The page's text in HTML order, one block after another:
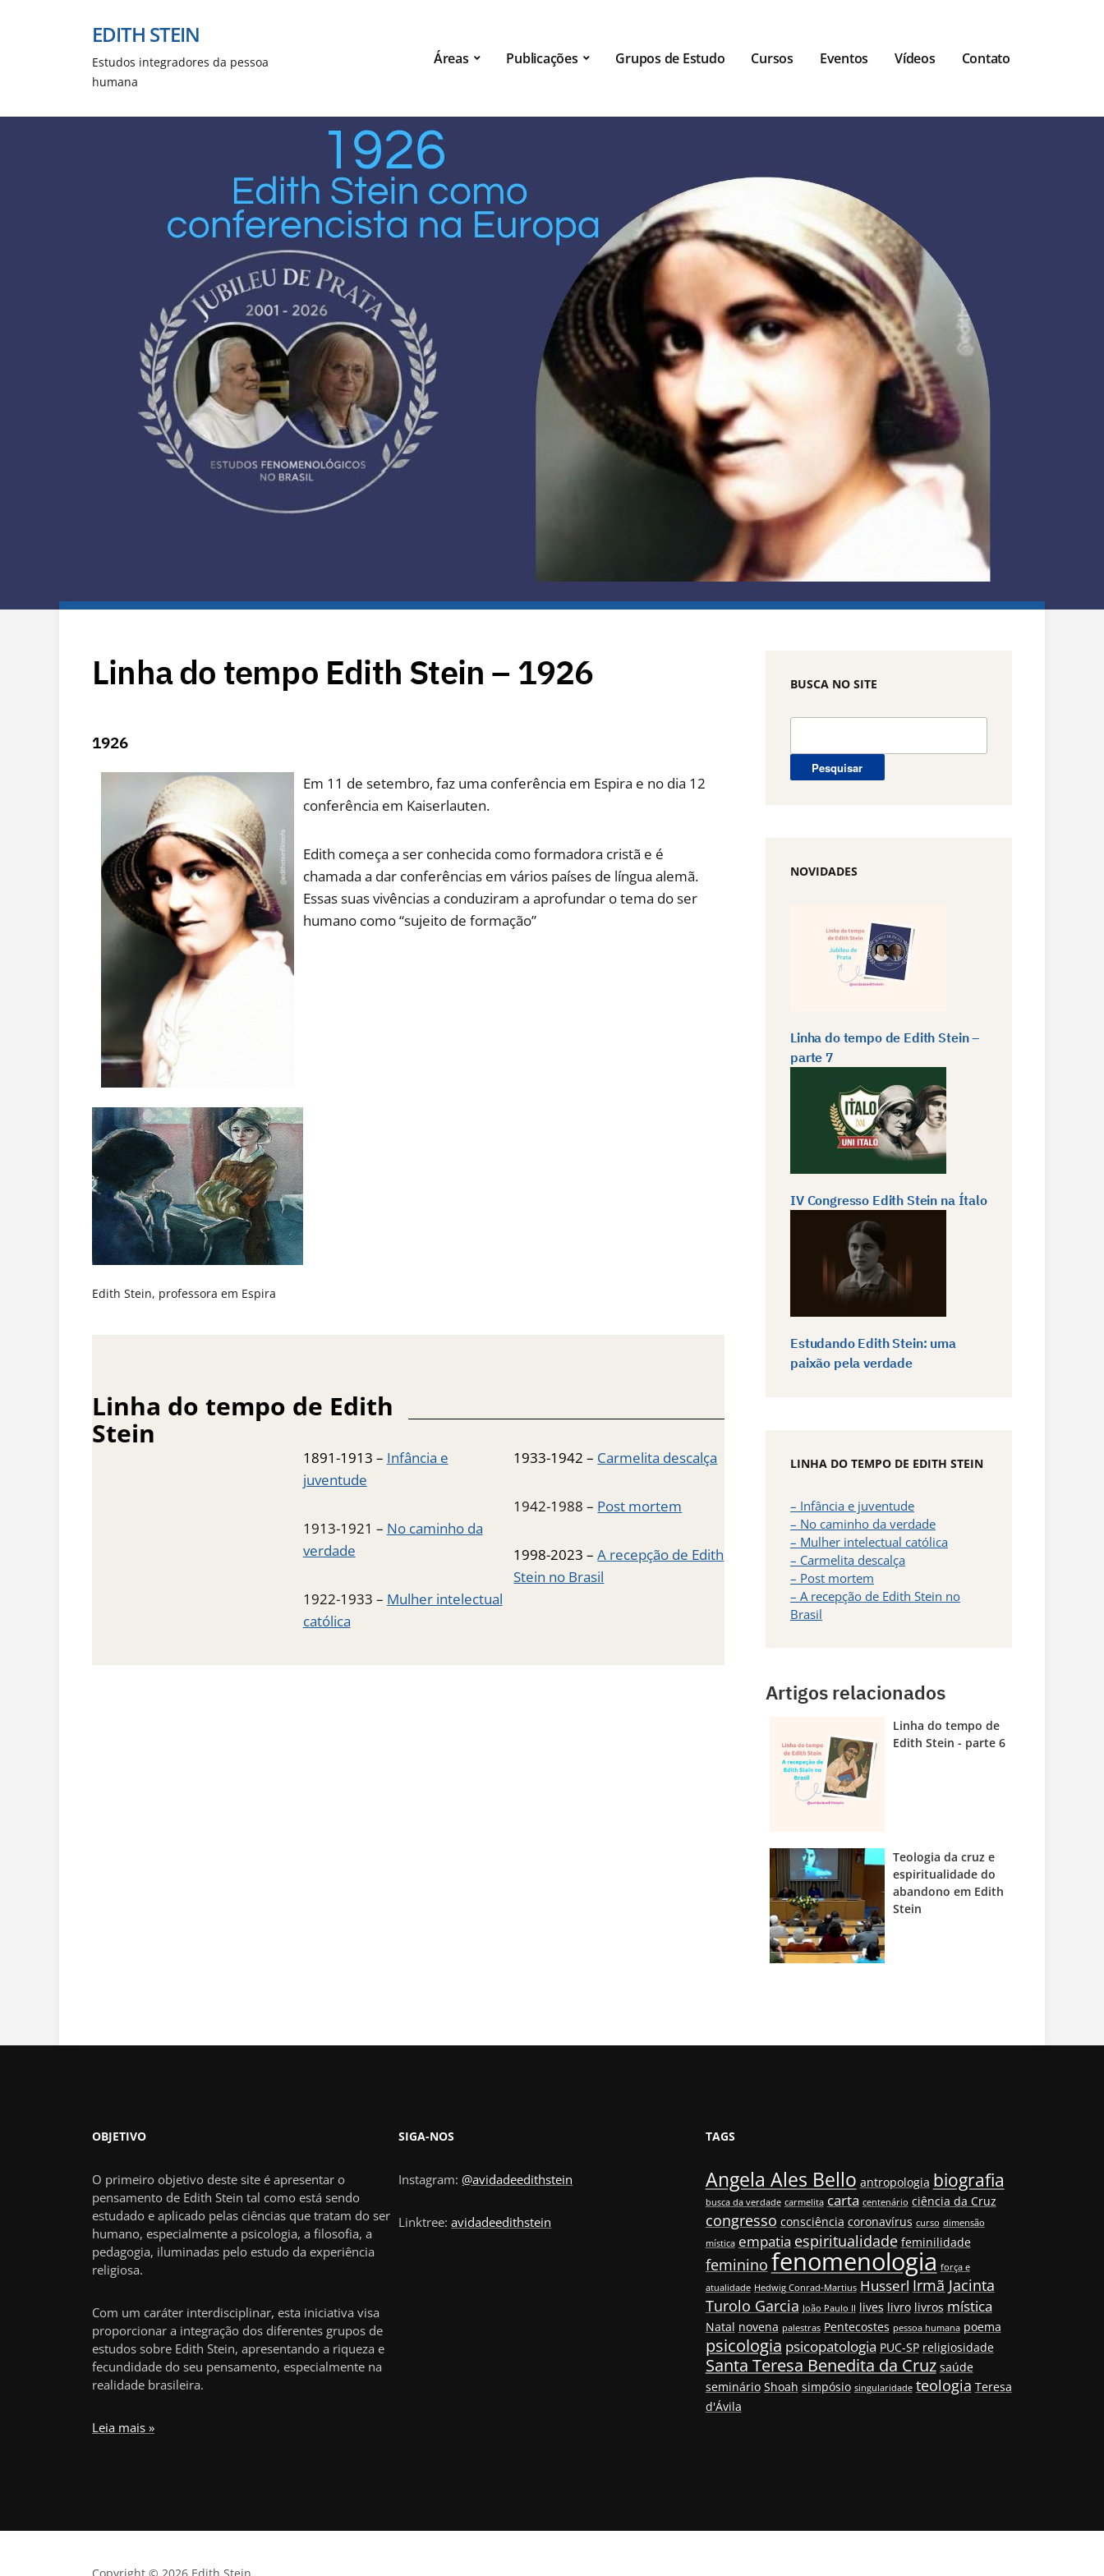
EDITH STEIN
Estudos integradores da pessoa
humana
Áreas Publicações Grupos de Estudo Cursos Eventos Vídeos Contato
Linha do tempo Edith Stein – 1926
1926
Edith Stein, professora em Espira
Em 11 de setembro, faz uma conferência em Espira e no dia 12
conferência em Kaiserlauten.
Edith começa a ser conhecida como formadora cristã e é
chamada a dar conferências em vários países de língua alemã.
Essas suas vivências a conduziram a aprofundar o tema do ser
humano como “sujeito de formação”
Linha do tempo de Edith
Stein
1891-1913 – Infância e
juventude
1913-1921 – No caminho da
verdade
1922-1933 – Mulher intelectual
católica
1933-1942 – Carmelita descalça
1942-1988 – Post mortem
1998-2023 –A recepção de Edith
Stein no Brasil
BUSCA NO SITE
NOVIDADES
Linha do tempo de Edith Stein –
parte 7
IV Congresso Edith Stein na Ítalo
Estudando Edith Stein: uma
paixão pela verdade
LINHA DO TEMPO DE EDITH STEIN
– Infância e juventude
– No caminho da verdade
– Mulher intelectual católica
– Carmelita descalça
– Post mortem
– A recepção de Edith Stein no
Brasil
Artigos relacionados
Linha do tempo de
Edith Stein - parte 6
Teologia da cruz e
espiritualidade do
abandono em Edith
Stein
OBJETIVO
O primeiro objetivo deste site é apresentar o
pensamento de Edith Stein tal como está sendo
estudado e aplicado pelas ciências que tratam do ser
humano, especialmente a psicologia, a filosofia, a
pedagogia, iluminadas pelo estudo da experiência
religiosa.
Com um caráter interdisciplinar, esta iniciativa visa
proporcionar a integração dos diferentes grupos de
estudos sobre Edith Stein, apresentando a riqueza e
fecundidade do seu pensamento, especialmente na
realidade brasileira.
Leia mais »
SIGA-NOS
Instagram:@avidadeedithstein
Linktree:avidadeedithstein
TAGS
Angela Ales Bello antropologia biografia
busca da verdade carmelita carta centenário ciência da Cruz
congresso consciência coronavírus curso dimensão
mística empatia espiritualidade feminilidade
feminino fenomenologia força e
atualidade Hedwig Conrad-Martius Husserl Irmã Jacinta
Turolo Garcia João Paulo II lives livro livros mística
Natal novena palestras Pentecostes pessoa humana poema
psicologia psicopatologia PUC-SP religiosidade
Santa Teresa Benedita da Cruz saúde
seminário Shoah simpósio singularidade teologia Teresa
d'Ávila